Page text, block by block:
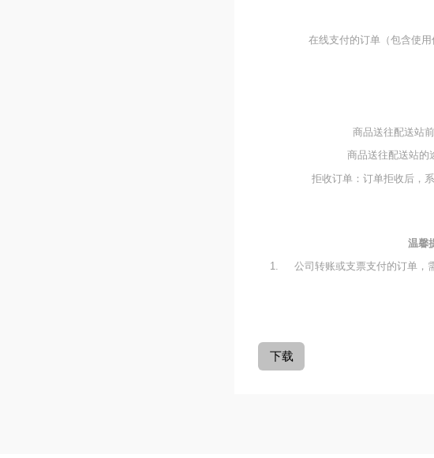
在线支付的订单（包含使
商品送往配送站
商品送往配送站的
拒收订单：订单拒收后，
温馨
1.
公司转账或支票支付的订单，